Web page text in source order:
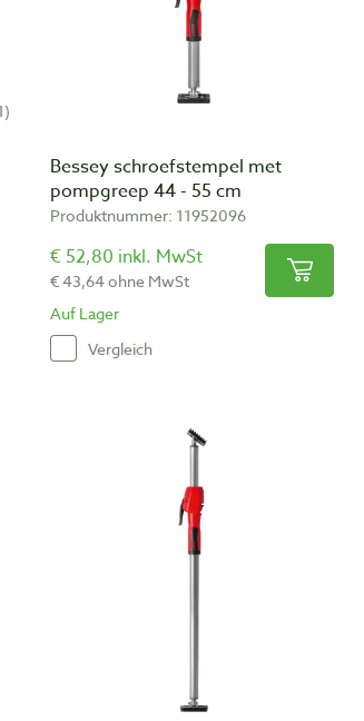
Bessey schroefstempel met
pompgreep 44 - 55 cm
Produktnummer: 11952096
€ 52,80 inkl. MwSt
€ 43,64 ohne MwSt
Auf Lager
Vergleich